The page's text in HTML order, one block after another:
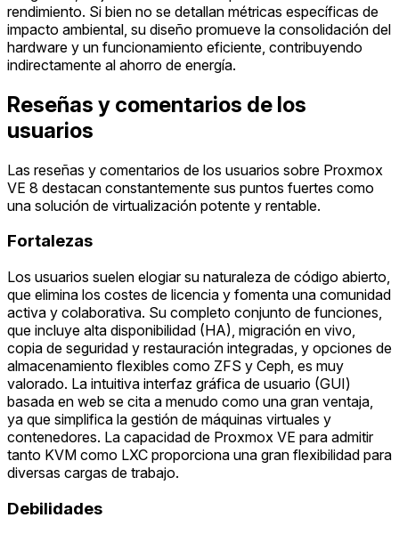
rendimiento. Si bien no se detallan métricas específicas de
impacto ambiental, su diseño promueve la consolidación del
hardware y un funcionamiento eficiente, contribuyendo
indirectamente al ahorro de energía.
Reseñas y comentarios de los
usuarios
Las reseñas y comentarios de los usuarios sobre Proxmox
VE 8 destacan constantemente sus puntos fuertes como
una solución de virtualización potente y rentable.
Fortalezas
Los usuarios suelen elogiar su naturaleza de código abierto,
que elimina los costes de licencia y fomenta una comunidad
activa y colaborativa. Su completo conjunto de funciones,
que incluye alta disponibilidad (HA), migración en vivo,
copia de seguridad y restauración integradas, y opciones de
almacenamiento flexibles como ZFS y Ceph, es muy
valorado. La intuitiva interfaz gráfica de usuario (GUI)
basada en web se cita a menudo como una gran ventaja,
ya que simplifica la gestión de máquinas virtuales y
contenedores. La capacidad de Proxmox VE para admitir
tanto KVM como LXC proporciona una gran flexibilidad para
diversas cargas de trabajo.
Debilidades